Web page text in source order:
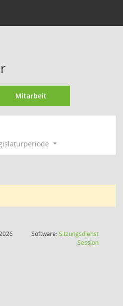
Mitarbeit
Software:Sitzungsdienst
Session(Wird in